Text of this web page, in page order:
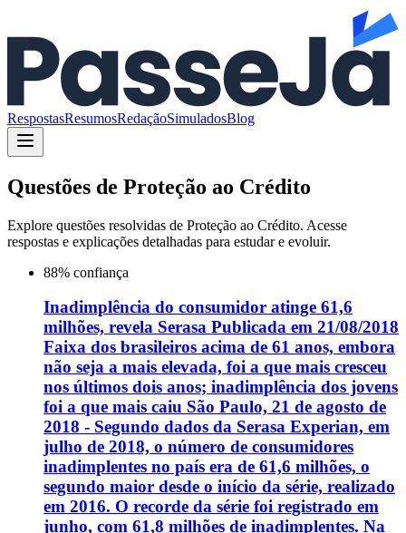
RespostasResumosRedaçãoSimuladosBlog
Questões de Proteção ao Crédito
Explore questões resolvidas de Proteção ao Crédito. Acesse
respostas e explicações detalhadas para estudar e evoluir.
88% confiança
Inadimplência do consumidor atinge 61,6
milhões, revela Serasa Publicada em 21/08/2018
Faixa dos brasileiros acima de 61 anos, embora
não seja a mais elevada, foi a que mais cresceu
nos últimos dois anos; inadimplência dos jovens
foi a que mais caiu São Paulo, 21 de agosto de
2018 - Segundo dados da Serasa Experian, em
julho de 2018, o número de consumidores
inadimplentes no país era de 61,6 milhões, o
segundo maior desde o início da série, realizado
em 2016. O recorde da série foi registrado em
junho, com 61,8 milhões de inadimplentes. Na